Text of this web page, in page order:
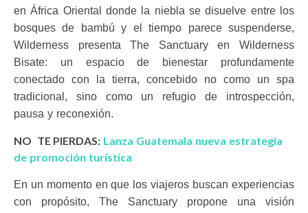
en África Oriental donde la niebla se disuelve entre los
bosques de bambú y el tiempo parece suspenderse,
Wilderness presenta The Sanctuary en Wilderness
Bisate: un espacio de bienestar profundamente
conectado con la tierra, concebido no como un spa
tradicional, sino como un refugio de introspección,
pausa y reconexión.
NO TE PIERDAS: Lanza Guatemala nueva estrategia
de promoción turística
En un momento en que los viajeros buscan experiencias
con propósito, The Sanctuary propone una visión